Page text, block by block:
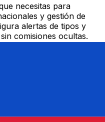
necesitas para
y gestión de
alertas de tipos y
comisiones ocultas.